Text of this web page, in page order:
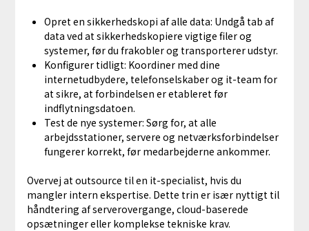
Opret en sikkerhedskopi af alle data: Undgå tab af
data ved at sikkerhedskopiere vigtige filer og
systemer, før du frakobler og transporterer udstyr.
Konfigurer tidligt: ​​Koordiner med dine
internetudbydere, telefonselskaber og it-team for
at sikre, at forbindelsen er etableret før
indflytningsdatoen.
Test de nye systemer: Sørg for, at alle
arbejdsstationer, servere og netværksforbindelser
fungerer korrekt, før medarbejderne ankommer.
Overvej at outsource til en it-specialist, hvis du
mangler intern ekspertise. Dette trin er især nyttigt til
håndtering af serverovergange, cloud-baserede
opsætninger eller komplekse tekniske krav.